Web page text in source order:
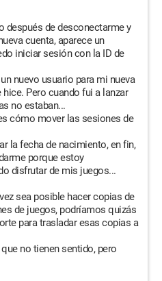
después de desconectarme y
cuenta, aparece un
iniciar sesión con la ID de
nuevo usuario para mi nueva
Pero cuando fui a lanzar
no estaban...
cómo mover las sesiones de
la fecha de nacimiento, en fin,
porque estoy
disfrutar de mis juegos...
sea posible hacer copias de
de juegos, podríamos quizás
para trasladar esas copias a
no tienen sentido, pero